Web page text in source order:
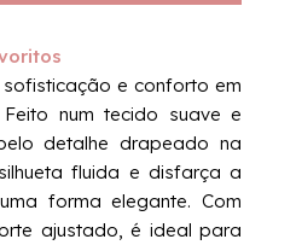
e conforto em
num tecido suave e
detalhe drapeado na
fluida e disfarça a
forma elegante. Com
ajustado, é ideal para